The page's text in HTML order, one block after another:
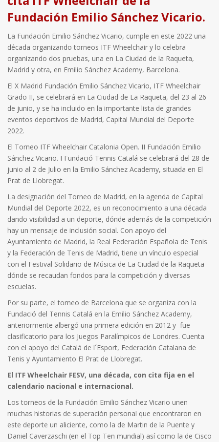
Fundación Emilio Sánchez Vicario.
La Fundación Emilio Sánchez Vicario, cumple en este 2022 una
década organizando torneos ITF Wheelchair y lo celebra
organizando dos pruebas, una en La Ciudad de la Raqueta,
Madrid y otra, en Emilio Sánchez Academy, Barcelona.
El X Madrid Fundación Emilio Sánchez Vicario, ITF Wheelchair
Grado II, se celebrará en La Ciudad de La Raqueta, del 23 al 26
de junio, y se ha incluido en la importante lista de grandes
eventos deportivos de Madrid, Capital Mundial del Deporte
2022.
El Torneo ITF Wheelchair Catalonia Open. II Fundación Emilio
Sánchez Vicario. I Fundació Tennis Catalá se celebrará del 28 de
junio al 2 de Julio en la Emilio Sánchez Academy, situada en El
Prat de Llobregat.
La designación del Torneo de Madrid, en la agenda de Capital
Mundial del Deporte 2022, es un reconocimiento a una década
dando visibilidad a un deporte, dónde además de la competición
hay un mensaje de inclusión social. Con apoyo del
Ayuntamiento de Madrid, la Real Federación Española de Tenis
y la Federación de Tenis de Madrid, tiene un vínculo especial
con el Festival Solidario de Música de La Ciudad de la Raqueta
dónde se recaudan fondos para la competición y diversas
escuelas.
Por su parte, el torneo de Barcelona que se organiza con la
Fundació del Tennis Catalá en la Emilio Sánchez Academy,
anteriormente albergó una primera edición en 2012 y fue
clasificatorio para los Juegos Paralímpicos de Londres. Cuenta
con el apoyo del Catalá de l´Esport, Federación Catalana de
Tenis y Ayuntamiento El Prat de Llobregat.
El ITF Wheelchair FESV, una década, con cita fija en el
calendario nacional e internacional.
Los torneos de la Fundación Emilio Sánchez Vicario unen
muchas historias de superación personal que encontraron en
este deporte un aliciente, como la de Martin de la Puente y
Daniel Caverzaschi (en el Top Ten mundial) así como la de Cisco